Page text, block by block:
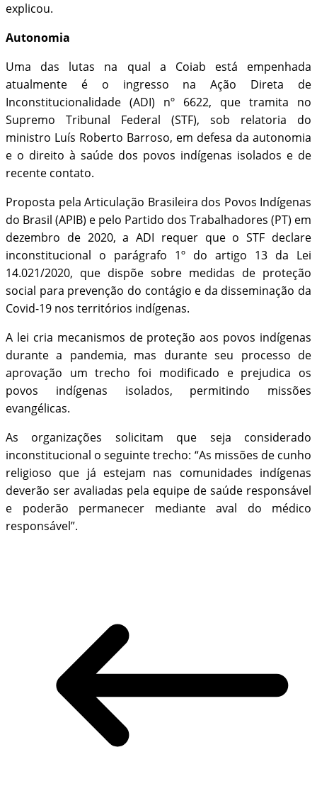
explicou.
Autonomia
Uma das lutas na qual a Coiab está empenhada
atualmente é o ingresso na Ação Direta de
Inconstitucionalidade (ADI) nº 6622, que tramita no
Supremo Tribunal Federal (STF), sob relatoria do
ministro Luís Roberto Barroso, em defesa da autonomia
e o direito à saúde dos povos indígenas isolados e de
recente contato.
Proposta pela Articulação Brasileira dos Povos Indígenas
do Brasil (APIB) e pelo Partido dos Trabalhadores (PT) em
dezembro de 2020, a ADI requer que o STF declare
inconstitucional o parágrafo 1º do artigo 13 da Lei
14.021/2020, que dispõe sobre medidas de proteção
social para prevenção do contágio e da disseminação da
Covid-19 nos territórios indígenas.
A lei cria mecanismos de proteção aos povos indígenas
durante a pandemia, mas durante seu processo de
aprovação um trecho foi modificado e prejudica os
povos indígenas isolados, permitindo missões
evangélicas.
As organizações solicitam que seja considerado
inconstitucional o seguinte trecho: “As missões de cunho
religioso que já estejam nas comunidades indígenas
deverão ser avaliadas pela equipe de saúde responsável
e poderão permanecer mediante aval do médico
responsável”.